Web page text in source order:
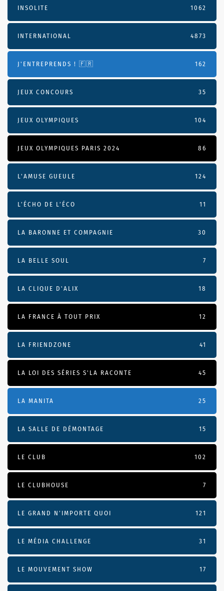
INSOLITE 1062
INTERNATIONAL 4873
J'ENTREPRENDS ! 🇫🇷 162
JEUX CONCOURS 35
JEUX OLYMPIQUES 104
JEUX OLYMPIQUES PARIS 2024 86
L'AMUSE GUEULE 124
L’ÉCHO DE L’ÉCO 11
LA BARONNE ET COMPAGNIE 30
LA BELLE SOUL 7
LA CLIQUE D'ALIX 18
LA FRANCE À TOUT PRIX 12
LA FRIENDZONE 41
LA LOI DES SÉRIES S'LA RACONTE 45
LA MANITA 25
LA SALLE DE DÉMONTAGE 15
LE CLUB 102
LE CLUBHOUSE 7
LE GRAND N’IMPORTE QUOI 121
LE MÉDIA CHALLENGE 31
LE MOUVEMENT SHOW 17